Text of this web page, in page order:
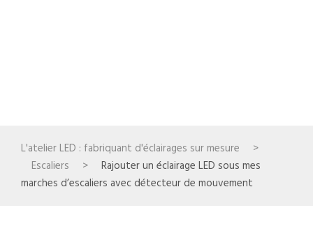
L'atelier LED : fabriquant d'éclairages sur mesure
>
Escaliers
>
Rajouter un éclairage LED sous mes
marches d’escaliers avec détecteur de mouvement